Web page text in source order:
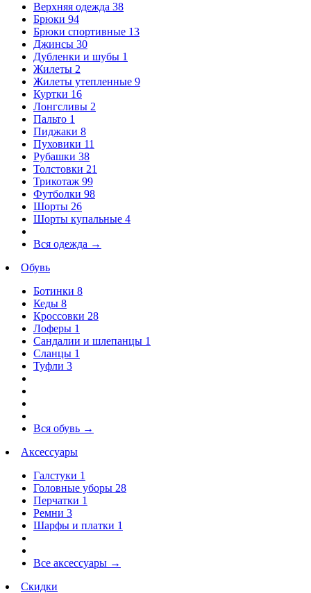
Верхняя одежда 38
Брюки 94
Брюки спортивные 13
Джинсы 30
Дубленки и шубы 1
Жилеты 2
Жилеты утепленные 9
Куртки 16
Лонгсливы 2
Пальто 1
Пиджаки 8
Пуховики 11
Рубашки 38
Толстовки 21
Трикотаж 99
Футболки 98
Шорты 26
Шорты купальные 4
Вся одежда →
Обувь
Ботинки 8
Кеды 8
Кроссовки 28
Лоферы 1
Сандалии и шлепанцы 1
Сланцы 1
Туфли 3
Вся обувь →
Аксессуары
Галстуки 1
Головные уборы 28
Перчатки 1
Ремни 3
Шарфы и платки 1
Все аксессуары →
Скидки